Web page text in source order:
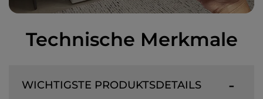
Technische Merkmale
WICHTIGSTE PRODUKTSDETAILS